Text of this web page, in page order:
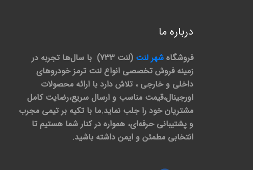
درباره ما
فروشگاه شهر لنت
(لنت 733) با سال‌ها تجربه در
زمینه فروش تخصصی انواع لنت ترمز خودروهای
داخلی و خارجی ، تلاش دارد با ارائه محصولات
اورجینال،قیمت مناسب و ارسال سریع،رضایت کامل
مشتریان خود را جلب نماید.ما با تکیه بر تیمی مجرب
و پشتیبانی حرفه‌ای، همواره در کنار شما هستیم تا
انتخابی مطمئن و ایمن داشته باشید.